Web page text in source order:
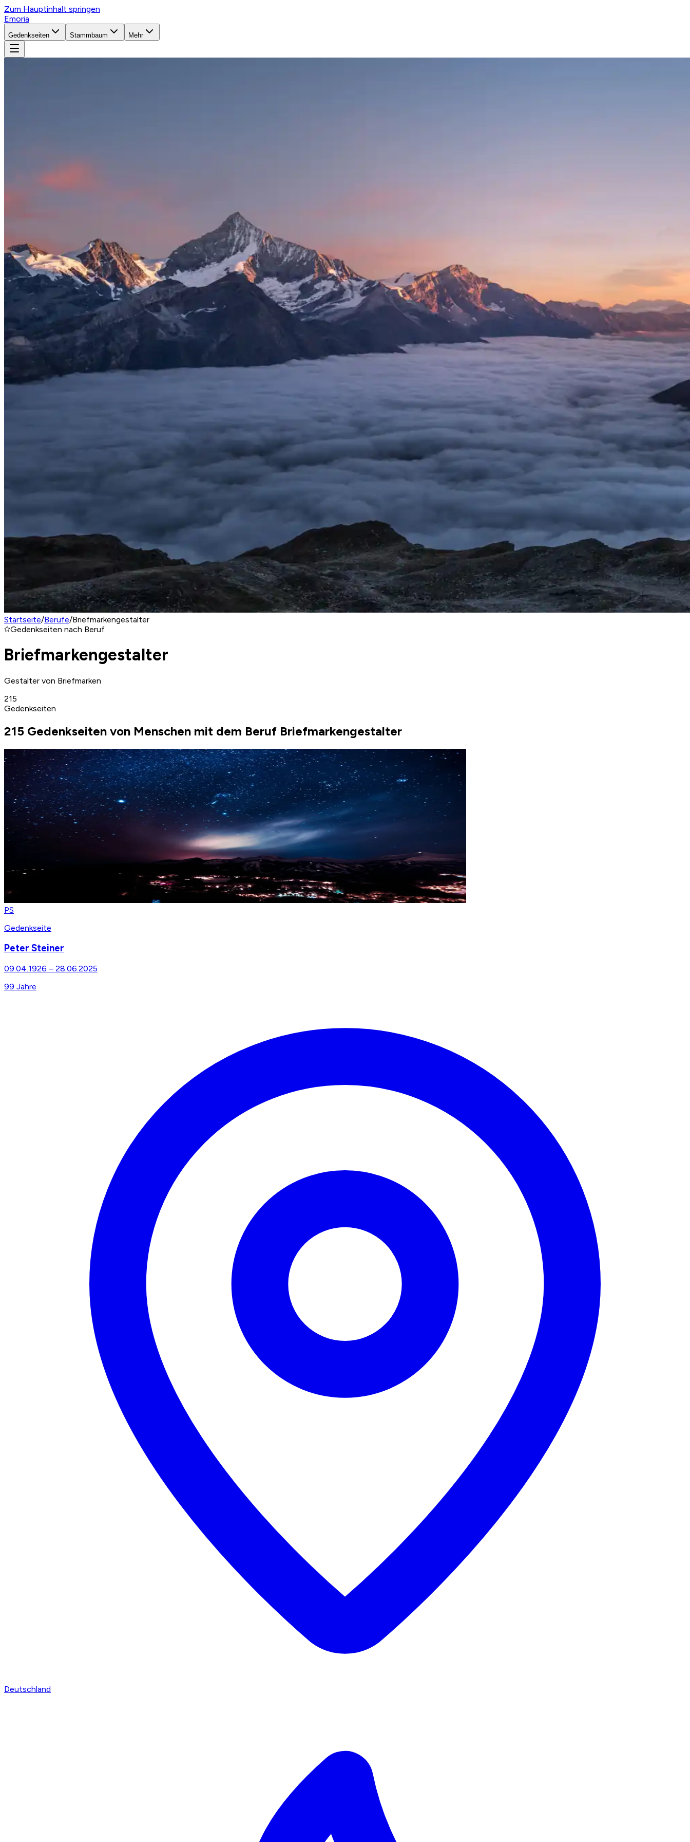
Zum Hauptinhalt springen
Emoria
Gedenkseiten Stammbaum Mehr
Startseite/Berufe/Briefmarkengestalter
Gedenkseiten nach Beruf
Briefmarkengestalter
Gestalter von Briefmarken
215
Gedenkseiten
215 Gedenkseiten von Menschen mit dem Beruf Briefmarkengestalter
PS
Gedenkseite
Peter Steiner
09.04.1926 – 28.06.2025
99 Jahre
Deutschland